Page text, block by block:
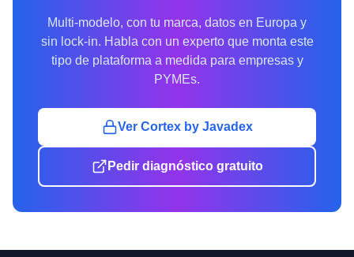
Multi-modelo, con tu marca, datos en Europa y
sin lock-in. Habla con un experto que monta este
tipo de plataforma a medida para empresas y
PYMEs.
Ver Cortex by Javadex
Pedir diagnóstico gratuito